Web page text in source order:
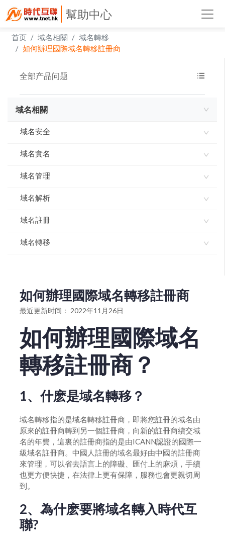
幫助中心
首页 域名相關
域名轉移
如何辦理國際域名轉移註冊商
全部产品问题
域名相關
域名安全
域名使用承諾書
域名指紋
域名實名
如何進行域名實名認證
實名製審核常見問題及解答
域名管理
網域到期刪除規則
域名到期刪除規則
域名如何使用dnssec
如何批量離線註冊域名
進入域名管理並查看域名信息
打印域名證書
設置域名自動續費
gov.cn註銷操作流程
域名批量續期
域名續期
如何設置域名外部登陸密碼
域名過戶
創建模板和模板實名認證
域名解析
ddns-go內網穿透 實現動態IP
域名獨立解析API-介面文檔
域名如何解析指向郵局
雲解析域名如何做cname解析指向
雲解析域名如何做IP指向解析
域名註冊
域名模闆服務協議
域名轉移
國際英文域名轉入流程
如何進行域名轉出（獲取域名轉移密碼）
如何辦理國家頂級域名轉移註冊服務商
如何辦理國際域名轉移註冊商
国际英文域名转入流程
如何辦理國際域名轉移註冊商
最近更新时间： 2022年11月26日
如何辦理國際域名
轉移註冊商？
1、什麽是域名轉移？
域名轉移指的是域名轉移註冊商，即將您註冊的域名由
原來的註冊商轉到另一個註冊商，向新的註冊商續交域
名的年費，這裏的註冊商指的是由ICANN認證的國際一
級域名註冊商。中國人註冊的域名最好由中國的註冊商
來管理，可以省去語言上的障礙、匯付上的麻煩，手續
也更方便快捷，在法律上更有保障，服務也會更親切周
到。
2、為什麽要將域名轉入時代互
聯?